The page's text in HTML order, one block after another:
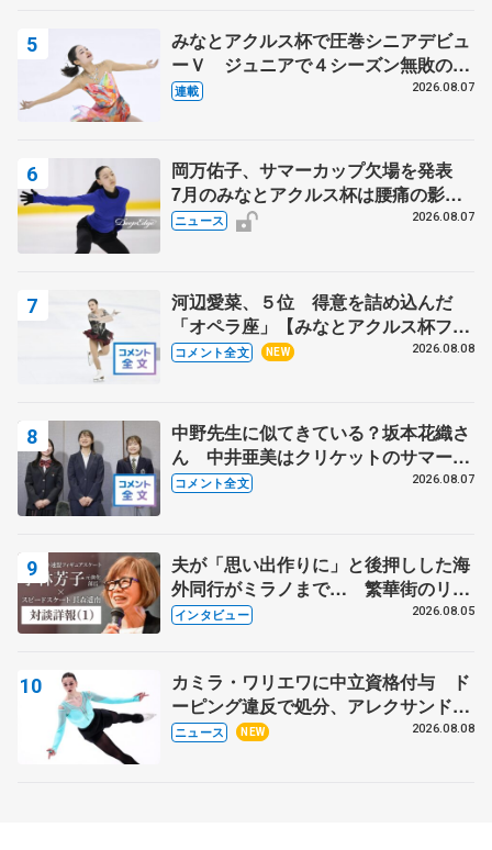
みなとアクルス杯で圧巻シニアデビュ
ーＶ ジュニアで４シーズン無敗の島
田麻央
連載 2026.08.07
岡万佑子、サマーカップ欠場を発表
7月のみなとアクルス杯は腰痛の影響
で
ニュース 2026.08.07
河辺愛菜、５位 得意を詰め込んだ
「オペラ座」【みなとアクルス杯フリ
ー】
コメント全文 NEW 2026.08.08
中野先生に似てきている？坂本花織さ
ん 中井亜美はクリケットのサマーキ
ャンプに 島田麻央はたくさん試合に
コメント全文 2026.08.07
夫が「思い出作りに」と後押しした海
外同行がミラノまで… 繁華街のリン
クでは不良のお兄さんも味方に 小林
インタビュー 2026.08.05
カミラ・ワリエワに中立資格付与 ド
ーピング違反で処分、アレクサンド
ラ・イグナトワも
ニュース NEW 2026.08.08